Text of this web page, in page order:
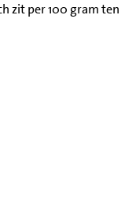
zit per 100 gram ten